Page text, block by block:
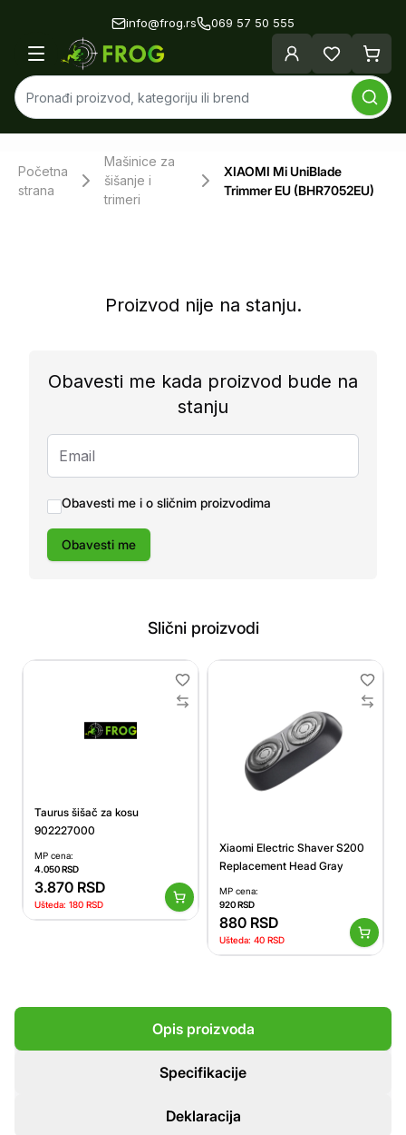
info@frog.rs 069 57 50 555
Početna
strana
Mašinice za
šišanje i
trimeri
XIAOMI Mi UniBlade
Trimmer EU (BHR7052EU)
Proizvod nije na stanju.
Obavesti me kada proizvod bude na
stanju
Obavesti me i o sličnim proizvodima
Obavesti me
Slični proizvodi
Taurus šišač za kosu
902227000
MP cena:
4.050RSD
3.870 RSD
Ušteda: 180 RSD
Xiaomi Electric Shaver S200
Replacement Head Gray
MP cena:
920RSD
880 RSD
Ušteda: 40 RSD
Opis proizvoda
Specifikacije
Deklaracija